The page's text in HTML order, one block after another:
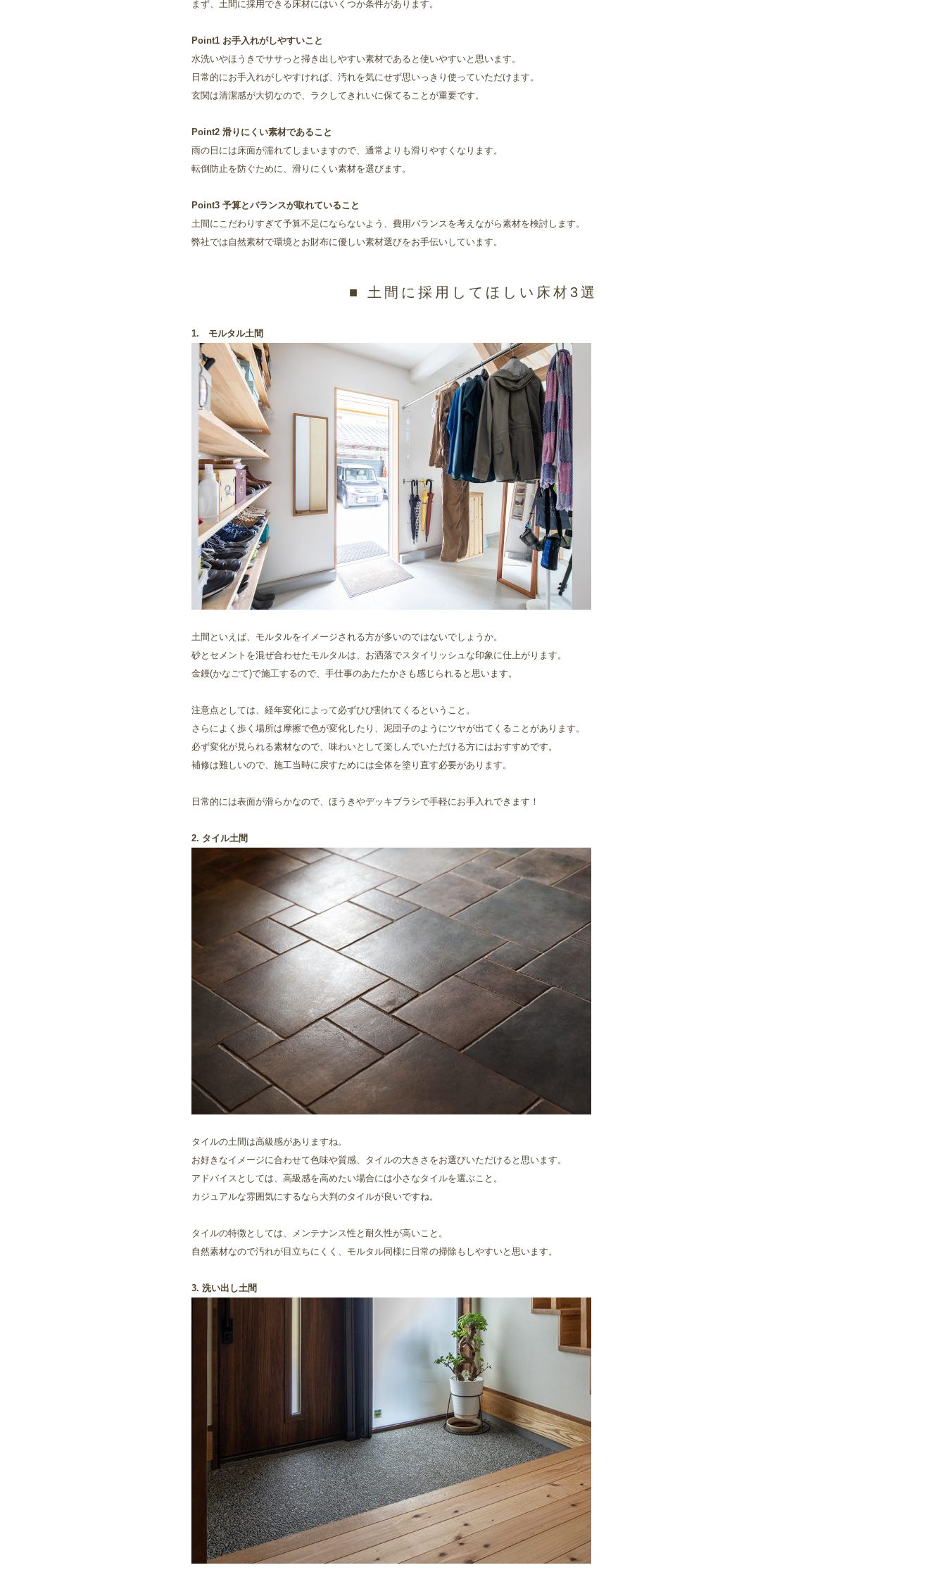
まず、土間に採用できる床材にはいくつか条件があります。
Point1 お手入れがしやすいこと
水洗いやほうきでササっと掃き出しやすい素材であると使いやすいと思います。
日常的にお手入れがしやすければ、汚れを気にせず思いっきり使っていただけます。
玄関は清潔感が大切なので、ラクしてきれいに保てることが重要です。
Point2 滑りにくい素材であること
雨の日には床面が濡れてしまいますので、通常よりも滑りやすくなります。
転倒防止を防ぐために、滑りにくい素材を選びます。
Point3 予算とバランスが取れていること
土間にこだわりすぎて予算不足にならないよう、費用バランスを考えながら素材を検討します。
弊社では自然素材で環境とお財布に優しい素材選びをお手伝いしています。
■ 土間に採用してほしい床材3選
1. モルタル土間
土間といえば、モルタルをイメージされる方が多いのではないでしょうか。
砂とセメントを混ぜ合わせたモルタルは、お洒落でスタイリッシュな印象に仕上がります。
金鏝(かなごて)で施工するので、手仕事のあたたかさも感じられると思います。
注意点としては、経年変化によって必ずひび割れてくるということ。
さらによく歩く場所は摩擦で色が変化したり、泥団子のようにツヤが出てくることがあります。
必ず変化が見られる素材なので、味わいとして楽しんでいただける方にはおすすめです。
補修は難しいので、施工当時に戻すためには全体を塗り直す必要があります。
日常的には表面が滑らかなので、ほうきやデッキブラシで手軽にお手入れできます！
2. タイル土間
タイルの土間は高級感がありますね。
お好きなイメージに合わせて色味や質感、タイルの大きさをお選びいただけると思います。
アドバイスとしては、高級感を高めたい場合には小さなタイルを選ぶこと。
カジュアルな雰囲気にするなら大判のタイルが良いですね。
タイルの特徴としては、メンテナンス性と耐久性が高いこと。
自然素材なので汚れが目立ちにくく、モルタル同様に日常の掃除もしやすいと思います。
3. 洗い出し土間